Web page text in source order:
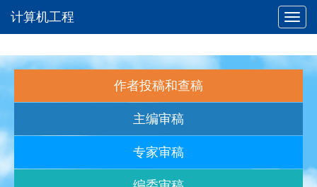
计算机工程
作者投稿和查稿
主编审稿
专家审稿